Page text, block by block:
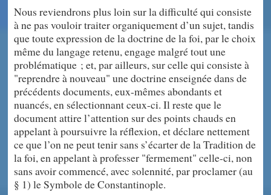
Nous reviendrons plus loin sur la difficulté qui consiste
à ne pas vouloir traiter organiquement d’un sujet, tandis
que toute expression de la doctrine de la foi, par le choix
même du langage retenu, engage malgré tout une
problématique ; et, par ailleurs, sur celle qui consiste à
"reprendre à nouveau" une doctrine enseignée dans de
précédents documents, eux-mêmes abondants et
nuancés, en sélectionnant ceux-ci. Il reste que le
document attire l’attention sur des points chauds en
appelant à poursuivre la réflexion, et déclare nettement
ce que l’on ne peut tenir sans s’écarter de la Tradition de
la foi, en appelant à professer "fermement" celle-ci, non
sans avoir commencé, avec solennité, par proclamer (au
§ 1) le Symbole de Constantinople.